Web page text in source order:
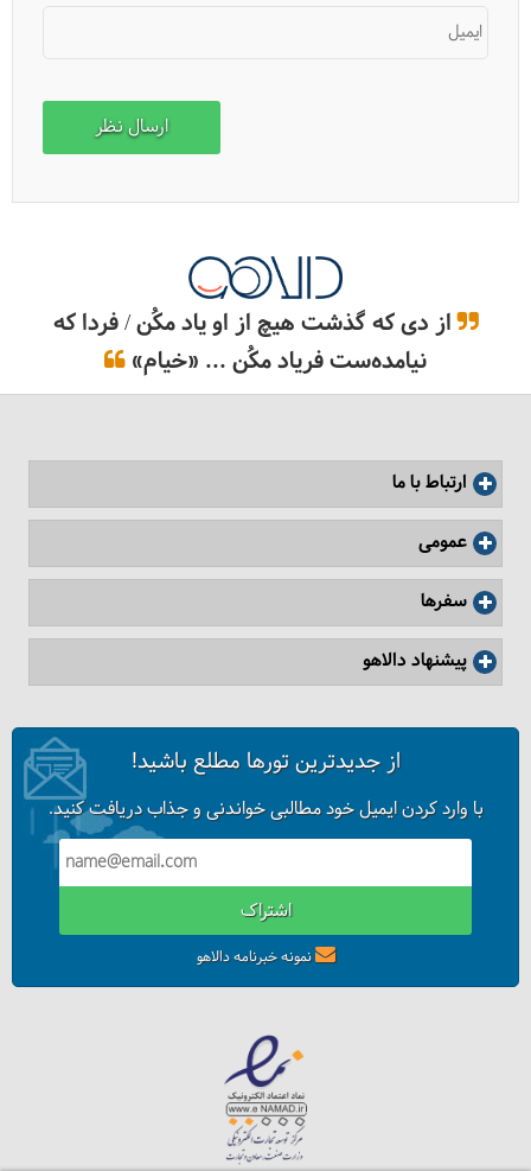
ایمیل
از دی که گذشت هیچ از او یاد مکُن / فردا که
نیامده‌ست فریاد مکُن ... «خیام»
ارتباط با ما
عمومی
سفرها
پیشنهاد دالاهو
از جدیدترین تورها مطلع باشید!
با وارد کردن ایمیل خود مطالبی خواندنی و جذاب دریافت کنید.
اشتراک
نمونه خبرنامه دالاهو